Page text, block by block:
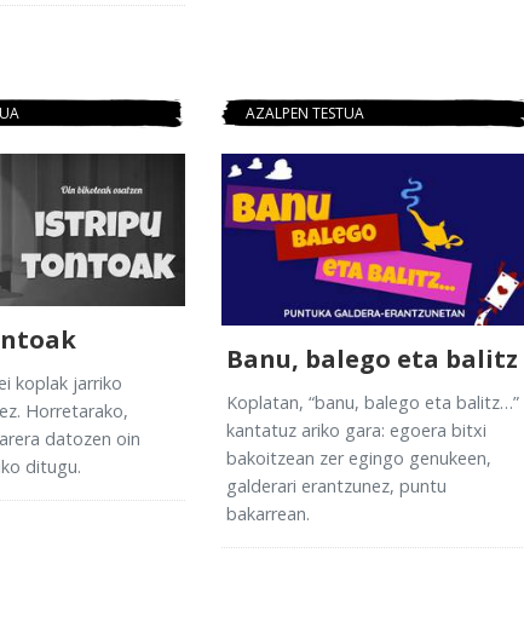
koplak jarriko
Horretarako,
datozen oin
ditugu.
AZALPEN TESTUA
Banu, balego eta balitz
Koplatan, “banu, balego eta balitz…”
kantatuz ariko gara: egoera bitxi
bakoitzean zer egingo genukeen,
galderari erantzunez, puntu
bakarrean.